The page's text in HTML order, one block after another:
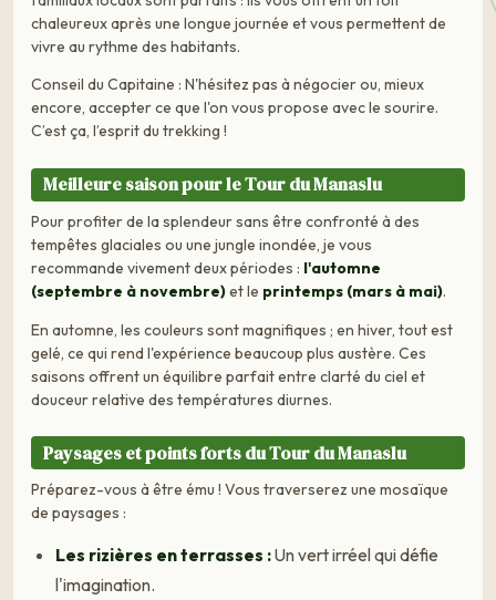
chaleureux après une longue journée et vous permettent de
vivre au rythme des habitants.
Conseil du Capitaine : N'hésitez pas à négocier ou, mieux
encore, accepter ce que l'on vous propose avec le sourire.
C’est ça, l’esprit du trekking !
Meilleure saison pour le Tour du Manaslu
Pour profiter de la splendeur sans être confronté à des
tempêtes glaciales ou une jungle inondée, je vous
recommande vivement deux périodes : l'automne
(septembre à novembre)et le printemps (mars à mai).
En automne, les couleurs sont magnifiques ; en hiver, tout est
gelé, ce qui rend l'expérience beaucoup plus austère. Ces
saisons offrent un équilibre parfait entre clarté du ciel et
douceur relative des températures diurnes.
Paysages et points forts du Tour du Manaslu
Préparez-vous à être ému ! Vous traverserez une mosaïque
de paysages :
Les rizières en terrasses :Un vert irréel qui défie
l'imagination.